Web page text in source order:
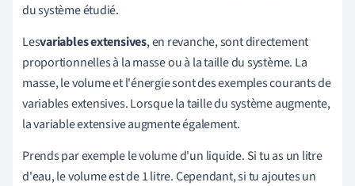
du système étudié.
Lesvariables extensives, en revanche, sont directement
proportionnelles à la masse ou à la taille du système. La
masse, le volume et l'énergie sont des exemples courants de
variables extensives. Lorsque la taille du système augmente,
la variable extensive augmente également.
Prends par exemple le volume d'un liquide. Si tu as un litre
d'eau, le volume est de 1 litre. Cependant, si tu ajoutes un